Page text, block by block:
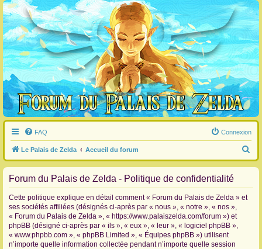
FAQ Connexion
Le Palais de Zelda Accueil du forum
e
Forum du Palais de Zelda - Politique de confidentialité
Cette politique explique en détail comment « Forum du Palais de Zelda » et
ses sociétés affiliées (désignés ci-après par « nous », « notre », « nos »,
« Forum du Palais de Zelda », « https://www.palaiszelda.com/forum ») et
phpBB (désigné ci-après par « ils », « eux », « leur », « logiciel phpBB »,
« www.phpbb.com », « phpBB Limited », « Équipes phpBB ») utilisent
n’importe quelle information collectée pendant n’importe quelle session